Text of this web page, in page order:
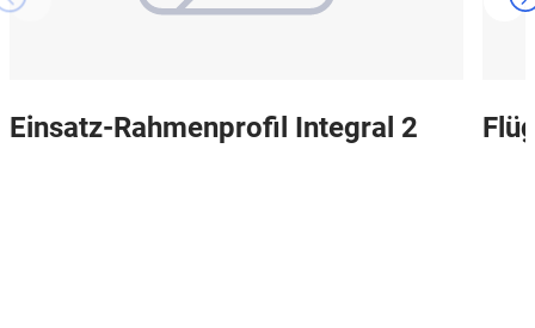
Einsatz-Rahmenprofil Integral 2